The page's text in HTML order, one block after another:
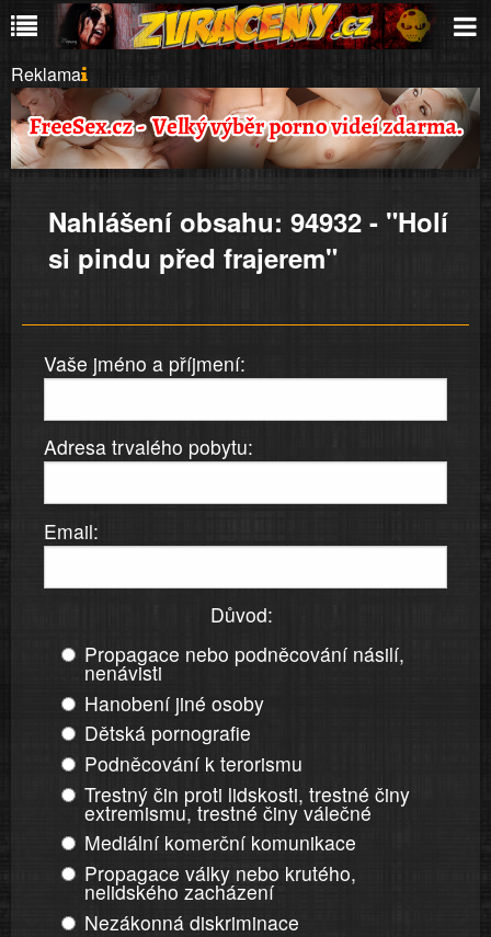
Reklama
Nahlášení obsahu: 94932 - "Holí
si pindu před frajerem"
Vaše jméno a příjmení:
Adresa trvalého pobytu:
Email:
Důvod:
Propagace nebo podněcování násilí,
nenávisti
Hanobení jiné osoby
Dětská pornografie
Podněcování k terorismu
Trestný čin proti lidskosti, trestné činy
extremismu, trestné činy válečné
Mediální komerční komunikace
Propagace války nebo krutého,
nelidského zacházení
Nezákonná diskriminace